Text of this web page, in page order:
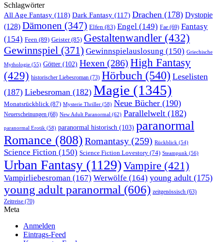
Schlagwörter
All Age Fantasy (118) Dark Fantasy (117) Drachen (178) Dystopie
(128) Dämonen (347) Elfen (83) Engel (149) Fae (69) Fantasy
(154) Feen (89) Geister(85) Gestaltenwandler (432)
Gewinnspiel (371) Gewinnspielauslosung (150) Griechische
Mythologie (55) Götter (102) Hexen (286) High Fantasy
(429) historischer Liebesroman (73) Hörbuch (540) Leselisten
(187) Liebesroman (182) Magie (1345)
Monatsrückblick (87) Mysterie Thriller (58) Neue Bücher (190)
Neuerscheinungen (68) New Adult Paranormal (62) Parallelwelt (182)
paranormal Erotik (58) paranormal historisch (103) paranormal
Romance (808) Romantasy (259) Rückblick (54)
Science Fiction (150) Science Fiction Lovestory (74) Steampunk (56)
Urban Fantasy (1129) Vampire (421)
Vampirliebesroman (167) Werwölfe (164) young adult (175)
young adult paranormal (606) zeitgenössisch (63)
Zeitreise (70)
Meta
Anmelden
Eintrags-Feed